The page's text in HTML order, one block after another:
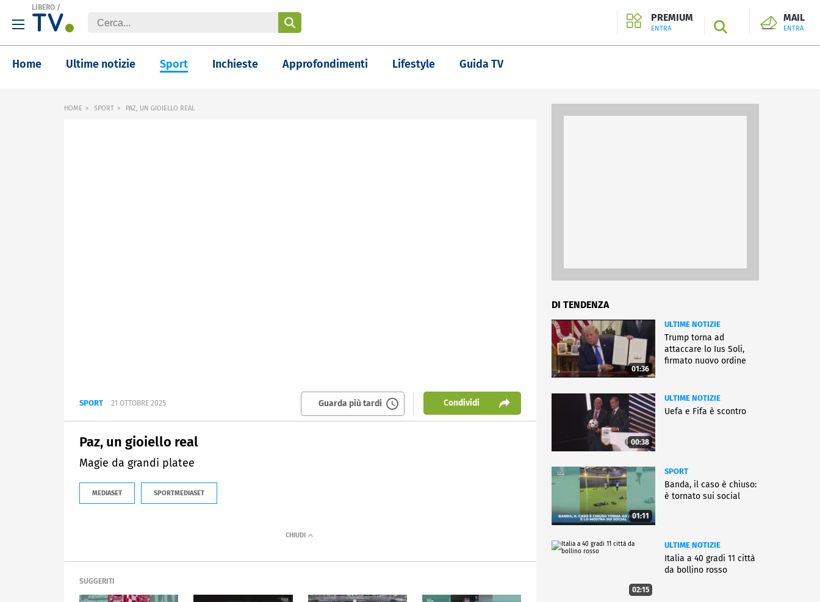
LIBERO /
PREMIUM
ENTRA SEARCH
MAIL
ENTRA
Home Ultime notizie Sport Inchieste Approfondimenti Lifestyle Guida TV
HOME SPORT PAZ, UN GIOIELLO REAL
SPORT 21 OTTOBRE 2025 Guarda più tardi Condividi
Paz, un gioiello real
Magie da grandi platee
MEDIASET SPORTMEDIASET
SUGGERITI
DI TENDENZA
01:36
ULTIME NOTIZIE
Trump torna ad
attaccare lo Ius Soli,
firmato nuovo ordine
00:38
ULTIME NOTIZIE
Uefa e Fifa è scontro
01:11
SPORT
Banda, il caso è chiuso:
è tornato sui social
02:15
ULTIME NOTIZIE
Italia a 40 gradi 11 città
da bollino rosso